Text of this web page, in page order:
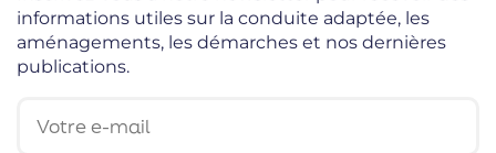
informations utiles sur la conduite adaptée, les
aménagements, les démarches et nos dernières
publications.